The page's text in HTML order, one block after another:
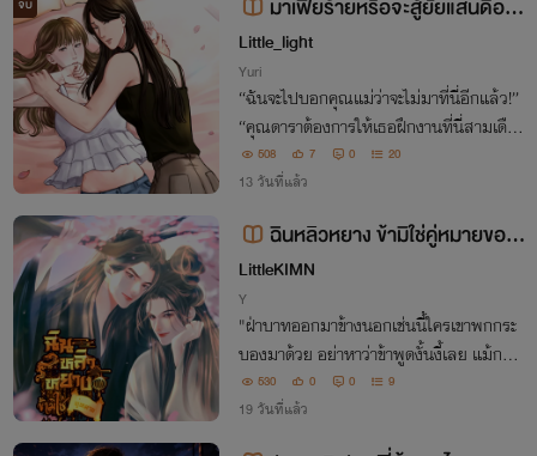
จบ
มาเฟียร้ายหรือจะสู้ยัยแสนดื้อ
[มี E-Book]
Little_light
Yuri
“ฉันจะไปบอกคุณแม่ว่าจะไม่มาที่นี่อีกแล้ว!”
“คุณดาราต้องการให้เธอฝึกงานที่นี่สามเดือ
น นี่เพิ่งได้แค่สามวัน”
508 7 0 20
13 วันที่แล้ว
ฉินหลิวหยาง ข้ามิใช่คู่หมายของ
ท่าน
LittleKIMN
Y
"ฝ่าบาทออกมาข้างนอกเช่นนี้ใครเขาพกกระ
บองมาด้วย อย่าหาว่าข้าพูดงั้นงี้เลย แม้กระ
บองจะใหญ่เเละแข็งแต่ก็ยังแพ้กระบี่เล่มยา
ว…ครั้งหน้าข้าแนะนำให้ท่านพกกระบี่มาดีก
ว่า"มู่จินเยว่เอ่ยขณะสัมผัสบางสิ่งในเงามืด
530 0 0 9
19 วันที่แล้ว